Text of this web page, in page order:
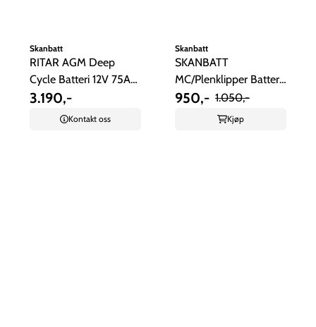
Skanbatt
RITAR AGM Deep
Cycle Batteri 12V 75AH
C10
3.190,-
Kontakt oss
Skanbatt
SKANBATT
MC/Plenklipper Batteri
12V 28AH 240CCA
950,- 1.050,-
Kjøp